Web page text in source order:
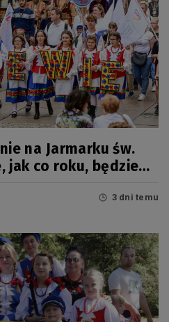
na Jarmarku św.
jak co roku, będzie
3 dni temu